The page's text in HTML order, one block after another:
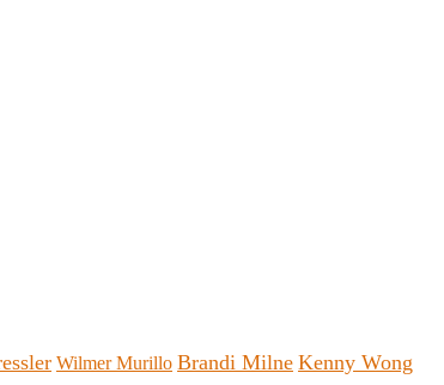
Wilmer Murillo Brandi Milne Kenny Wong